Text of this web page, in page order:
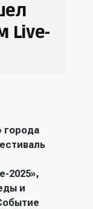
Live-
города
2025»,
и